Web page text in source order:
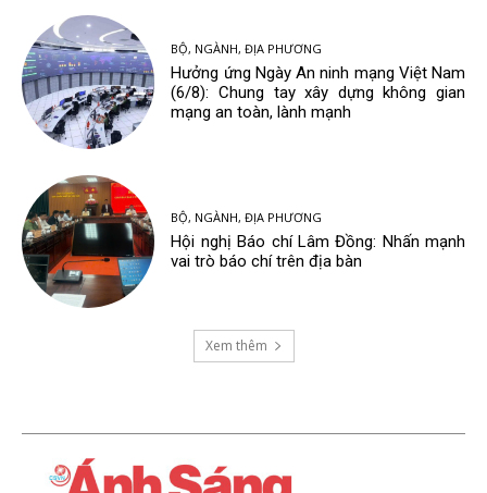
BỘ, NGÀNH, ĐỊA PHƯƠNG
Hưởng ứng Ngày An ninh mạng Việt Nam
(6/8): Chung tay xây dựng không gian
mạng an toàn, lành mạnh
BỘ, NGÀNH, ĐỊA PHƯƠNG
Hội nghị Báo chí Lâm Đồng: Nhấn mạnh
vai trò báo chí trên địa bàn
Xem thêm